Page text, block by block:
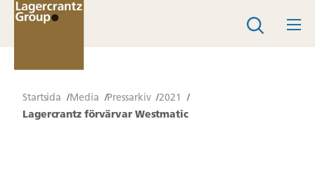
Startsida Media Pressarkiv
2021
Lagercrantz förvärvar Westmatic